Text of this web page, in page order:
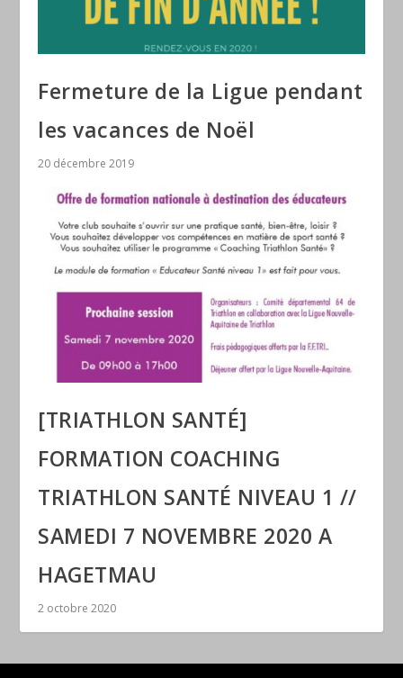
Fermeture de la Ligue pendant
les vacances de Noël
20 décembre 2019
[TRIATHLON SANTÉ]
FORMATION COACHING
TRIATHLON SANTÉ NIVEAU 1 //
SAMEDI 7 NOVEMBRE 2020 A
HAGETMAU
2 octobre 2020